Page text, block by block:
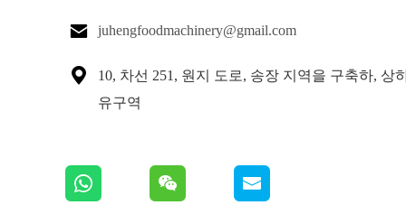
 juhengfoodmachinery@gmail.com

10, 차선 251, 원지 도로, 송장 지역을 구축하, 상
유구역